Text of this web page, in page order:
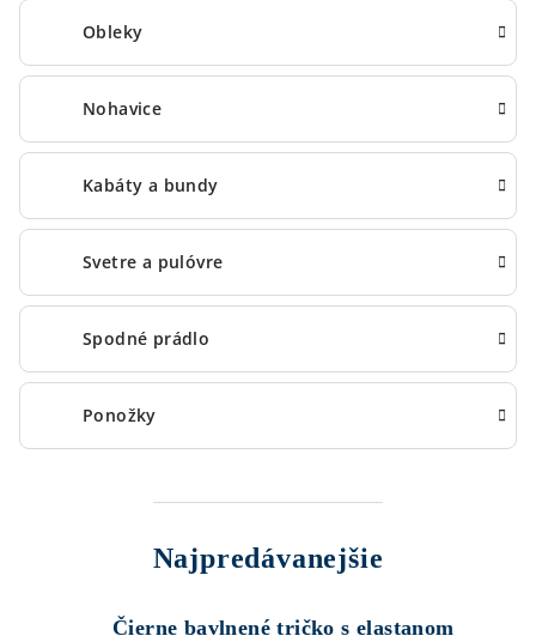
Obleky
Nohavice
Kabáty a bundy
Svetre a pulóvre
Spodné prádlo
Ponožky
Najpredávanejšie
Čierne bavlnené tričko s elastanom